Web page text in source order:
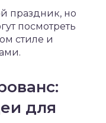
праздник, но
посмотреть
стиле и
для